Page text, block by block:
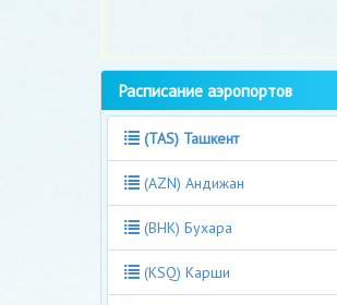
Расписание аэропортов
(TAS) Ташкент
(AZN) Андижан
(BHK) Бухара
(KSQ) Карши